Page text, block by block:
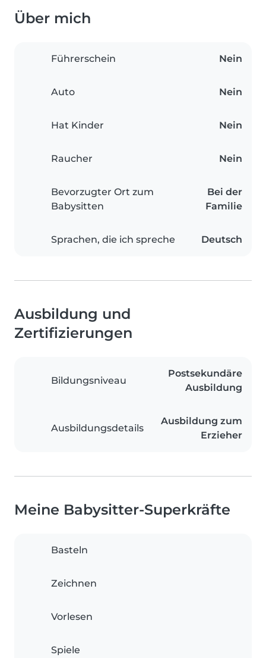
Über mich
Führerschein Nein
Auto Nein
Hat Kinder Nein
Raucher Nein
Bevorzugter Ort zum
Babysitten
Bei der
Familie
Sprachen, die ich spreche Deutsch
Ausbildung und
Zertifizierungen
Bildungsniveau
Postsekundäre
Ausbildung
Ausbildungsdetails
Ausbildung zum
Erzieher
Meine Babysitter-Superkräfte
Basteln
Zeichnen
Vorlesen
Spiele